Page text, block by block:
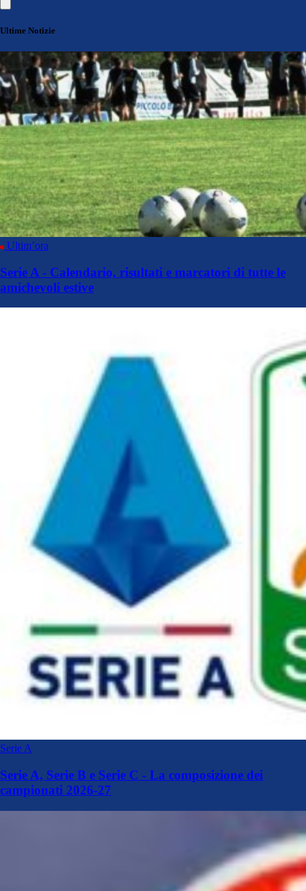
Ultime Notizie
Ultim’ora
Serie A - Calendario, risultati e marcatori di tutte le
amichevoli estive
Serie A
Serie A, Serie B e Serie C - La composizione dei
campionati 2026-27